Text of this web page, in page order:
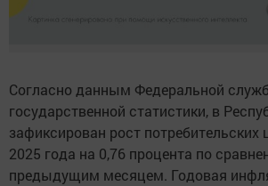
Согласно данным Федеральной
государственной статистики, в
зафиксирован рост потребительских
2025 года на 0,76 процента по
предыдущим месяцем. Годовая